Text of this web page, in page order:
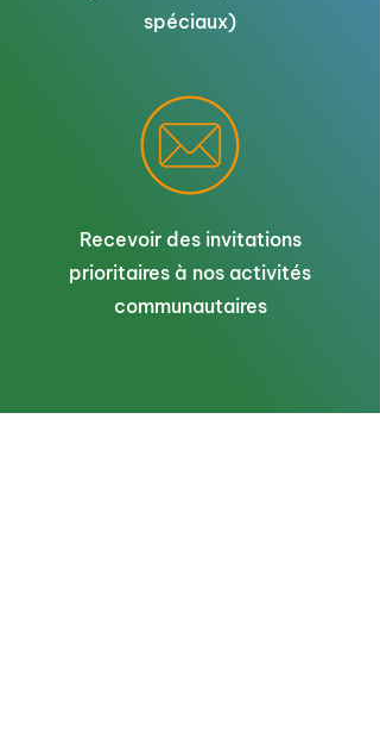
spéciaux)
Recevoir des invitations
prioritaires à nos activités
communautaires